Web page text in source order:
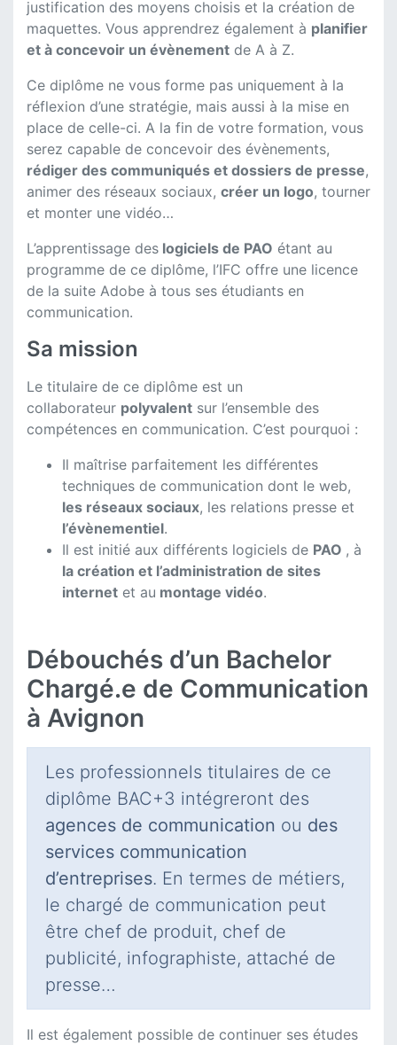
justification des moyens choisis et la création de
maquettes. Vous apprendrez également à planifier
et à concevoir un évènement de A à Z.
Ce diplôme ne vous forme pas uniquement à la
réflexion d’une stratégie, mais aussi à la mise en
place de celle-ci. A la fin de votre formation, vous
serez capable de concevoir des évènements,
rédiger des communiqués et dossiers de presse,
animer des réseaux sociaux, créer un logo, tourner
et monter une vidéo…
L’apprentissage des logiciels de PAO étant au
programme de ce diplôme, l’IFC offre une licence
de la suite Adobe à tous ses étudiants en
communication.
Sa mission
Le titulaire de ce diplôme est un
collaborateur polyvalent sur l’ensemble des
compétences en communication. C’est pourquoi :
Il maîtrise parfaitement les différentes
techniques de communication dont le web,
les réseaux sociaux, les relations presse et
l’évènementiel.
Il est initié aux différents logiciels de PAO , à
la création et l’administration de sites
internet et au montage vidéo.
Débouchés d’un Bachelor
Chargé.e de Communication
à Avignon
Les professionnels titulaires de ce
diplôme BAC+3 intégreront des
agences de communication ou des
services communication
d’entreprises. En termes de métiers,
le chargé de communication peut
être chef de produit, chef de
publicité, infographiste, attaché de
presse…
Il est également possible de continuer ses études